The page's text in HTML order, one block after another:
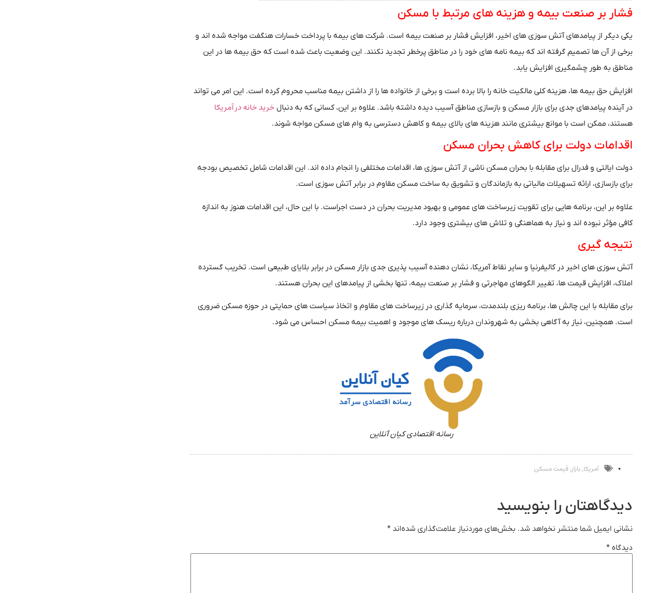
فشار بر صنعت بیمه و هزینه‌ های مرتبط با مسکن
یکی دیگر از پیامدهای آتش‌ سوزی‌ های اخیر، افزایش فشار بر صنعت بیمه است. شرکت‌ های بیمه با پرداخت خسارات هنگفت مواجه شده‌ اند و
برخی از آن‌ ها تصمیم گرفته‌ اند که بیمه‌ نامه‌ های خود را در مناطق پرخطر تجدید نکنند. این وضعیت باعث شده است که حق بیمه‌ ها در این
مناطق به‌ طور چشمگیری افزایش یابد.
افزایش حق بیمه‌ ها، هزینه کلی مالکیت خانه را بالا برده است و برخی از خانواده‌ ها را از داشتن بیمه مناسب محروم کرده است. این امر می‌ تواند
در آینده پیامدهای جدی برای بازار مسکن و بازسازی مناطق آسیب‌ دیده داشته باشد. علاوه بر این، کسانی که به دنبال خرید خانه در آمریکا
هستند، ممکن است با موانع بیشتری مانند هزینه‌ های بالای بیمه و کاهش دسترسی به وام‌ های مسکن مواجه شوند.
اقدامات دولت برای کاهش بحران مسکن
دولت ایالتی و فدرال برای مقابله با بحران مسکن ناشی از آتش‌ سوزی‌ ها، اقدامات مختلفی را انجام داده‌ اند. این اقدامات شامل تخصیص بودجه
برای بازسازی، ارائه تسهیلات مالیاتی به بازماندگان و تشویق به ساخت مسکن مقاوم در برابر آتش‌ سوزی است.
علاوه بر این، برنامه‌ هایی برای تقویت زیرساخت‌ های عمومی و بهبود مدیریت بحران در دست اجراست. با این حال، این اقدامات هنوز به اندازه
کافی مؤثر نبوده‌ اند و نیاز به هماهنگی و تلاش‌ های بیشتری وجود دارد.
نتیجه‌ گیری
آتش‌ سوزی‌ های اخیر در کالیفرنیا و سایر نقاط آمریکا، نشان‌ دهنده آسیب‌ پذیری جدی بازار مسکن در برابر بلایای طبیعی است. تخریب گسترده
املاک، افزایش قیمت‌ ها، تغییر الگوهای مهاجرتی و فشار بر صنعت بیمه، تنها بخشی از پیامدهای این بحران هستند.
برای مقابله با این چالش‌ ها، برنامه‌ ریزی بلندمدت، سرمایه‌ گذاری در زیرساخت‌ های مقاوم و اتخاذ سیاست‌ های حمایتی در حوزه مسکن ضروری
است. همچنین، نیاز به آگاهی‌ بخشی به شهروندان درباره ریسک‌ های موجود و اهمیت بیمه مسکن احساس می‌ شود.
رسانه اقتصادی کیان آنلاین
آمریکا, بازار,قیمت مسکن
دیدگاهتان را بنویسید
نشانی ایمیل شما منتشر نخواهد شد. بخش‌های موردنیاز علامت‌گذاری شده‌اند *
دیدگاه *